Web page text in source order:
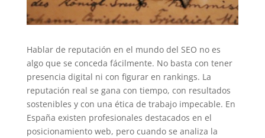
Hablar de reputación en el mundo del SEO no es
algo que se conceda fácilmente. No basta con tener
presencia digital ni con figurar en rankings. La
reputación real se gana con tiempo, con resultados
sostenibles y con una ética de trabajo impecable. En
España existen profesionales destacados en el
posicionamiento web, pero cuando se analiza la